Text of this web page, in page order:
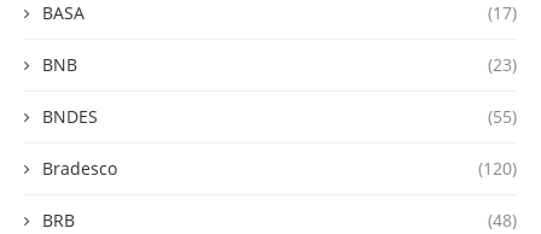
BASA (17)
BNB (23)
BNDES (55)
Bradesco (120)
BRB (48)